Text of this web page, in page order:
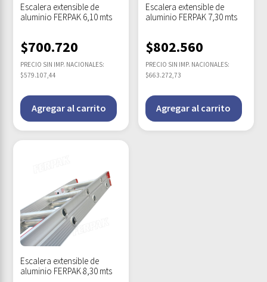
Escalera extensible de
aluminio FERPAK 6,10 mts
$700.720
PRECIO SIN IMP. NACIONALES:
$579.107,44
Agregar al carrito
Escalera extensible de
aluminio FERPAK 7,30 mts
$802.560
PRECIO SIN IMP. NACIONALES:
$663.272,73
Agregar al carrito
Escalera extensible de
aluminio FERPAK 8,30 mts